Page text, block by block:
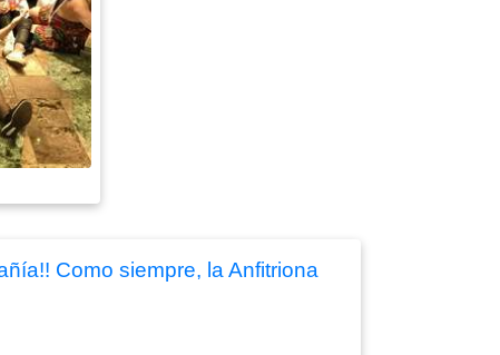
Como siempre, la Anfitriona